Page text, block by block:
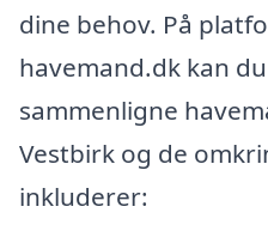
dine behov. På
havemand.dk kan
sammenligne
Vestbirk og de
inkluderer: